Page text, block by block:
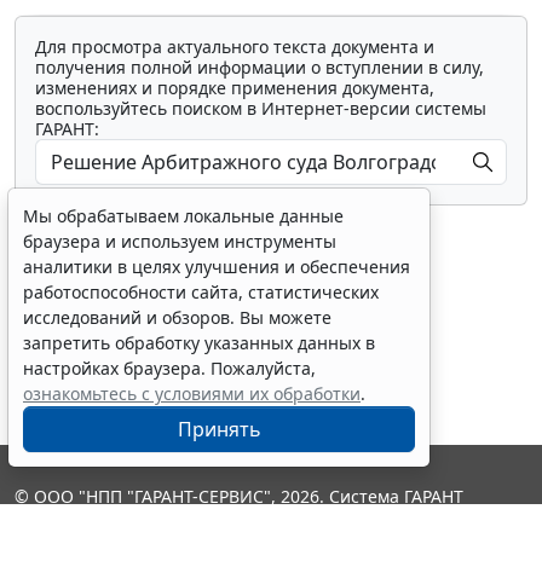
Для просмотра актуального текста документа и
получения полной информации о вступлении в силу,
изменениях и порядке применения документа,
воспользуйтесь поиском в Интернет-версии системы
ГАРАНТ:
Показать все материалы
Мы обрабатываем локальные данные
браузера и используем инструменты
аналитики в целях улучшения и обеспечения
работоспособности сайта, статистических
исследований и обзоров. Вы можете
запретить обработку указанных данных в
настройках браузера. Пожалуйста,
ознакомьтесь с условиями их обработки.
Принять
© ООО "НПП "ГАРАНТ-СЕРВИС", 2026. Система ГАРАНТ